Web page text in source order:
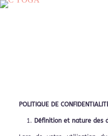
POLITIQUE DE
Définition et nature des